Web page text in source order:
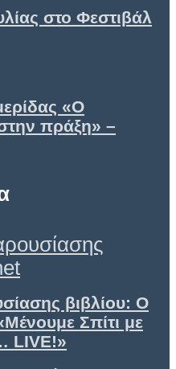
στο Φεστιβάλ
«Ο
πράξη» –
βιβλίου: Ο
Σπίτι με
LIVE!»